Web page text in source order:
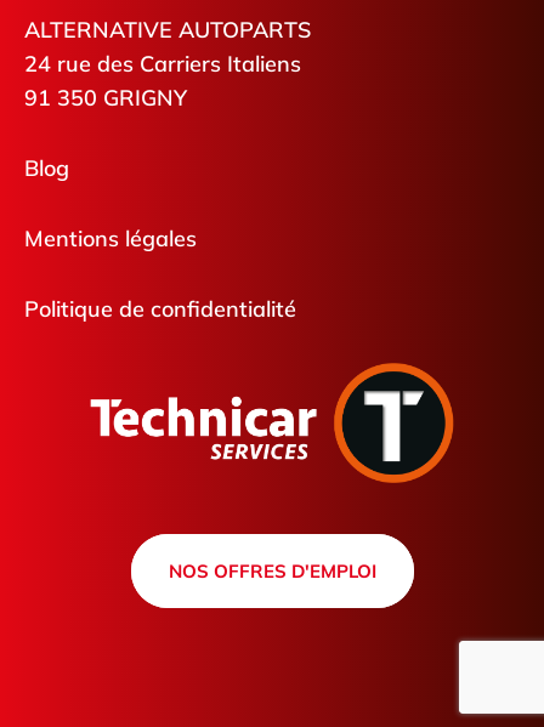
ALTERNATIVE AUTOPARTS
24 rue des Carriers Italiens
91 350 GRIGNY
Blog
Mentions légales
Politique de confidentialité
NOS OFFRES D'EMPLOI